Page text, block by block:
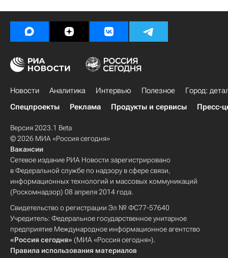
Новости Аналитика Интервью Полезное
Город:
Спецпроекты
Реклама Продукты и сервисы Пресс-
Версия 2023.1 Beta
© 2026 МИА «Россия сегодня»
Вакансии
Сетевое издание РИА Новости зарегистрировано
в Федеральной службе по надзору в сфере связи,
информационных технологий и массовых коммуникаций
(Роскомнадзор) 08 апреля 2014 года.
Свидетельство о регистрации Эл № ФС77-57640
Учредитель: Федеральное государственное унитарное
предприятие Международное информационное агентство
«Россия сегодня» (МИА «Россия сегодня»).
Правила использования материалов